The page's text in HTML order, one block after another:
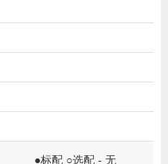
●标配 ○选配 - 无